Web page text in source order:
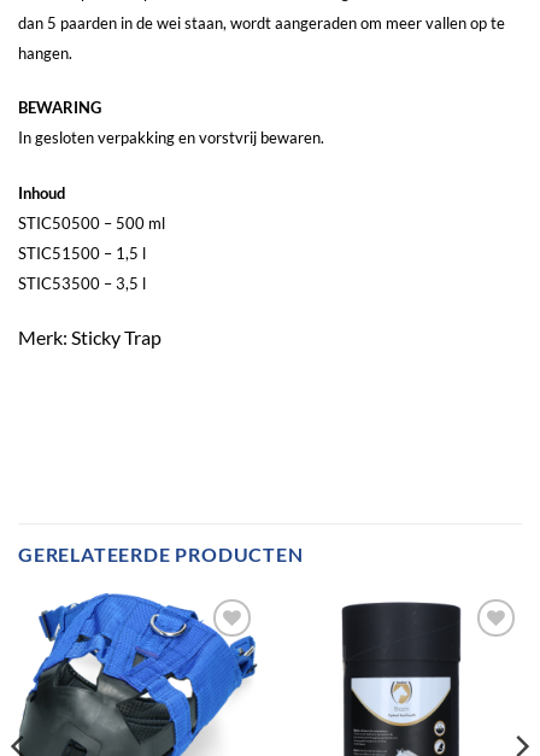
dan 5 paarden in de wei staan, wordt aangeraden om meer vallen op te
hangen.
BEWARING
In gesloten verpakking en vorstvrij bewaren.
Inhoud
STIC50500 – 500 ml
STIC51500 – 1,5 l
STIC53500 – 3,5 l
Merk: Sticky Trap
GERELATEERDE PRODUCTEN
Toevoegen
aan
verlanglijst
Toevoegen
verlanglijst